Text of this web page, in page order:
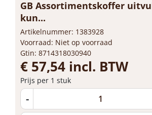
GB Assortimentskoffer
kun...
Artikelnummer: 1383928
Voorraad: Niet op voorraad
Gtin: 8714318030940
€ 57,54 incl. BTW
Prijs per 1 stuk
-